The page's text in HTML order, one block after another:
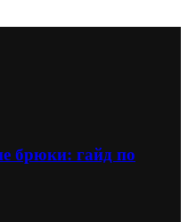
брюки: гайд по